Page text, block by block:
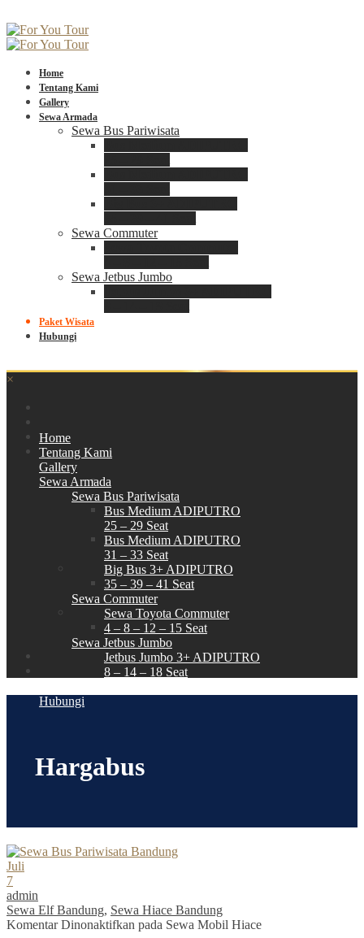
Home
Tentang Kami
Gallery
Sewa Armada
Sewa Bus Pariwisata
Sewa Commuter
Sewa Jetbus Jumbo
Paket Wisata
Hubungi
×
Home
Tentang Kami
Gallery
Sewa Armada
Sewa Bus Pariwisata
Bus Medium ADIPUTRO
25 – 29 Seat
Bus Medium ADIPUTRO
31 – 33 Seat
Big Bus 3+ ADIPUTRO
35 – 39 – 41 Seat
Sewa Commuter
Sewa Toyota Commuter
4 – 8 – 12 – 15 Seat
Sewa Jetbus Jumbo
Jetbus Jumbo 3+ ADIPUTRO
8 – 14 – 18 Seat
Hubungi
Hargabus
Juli
7
admin
Sewa Elf Bandung, Sewa Hiace Bandung
Komentar Dinonaktifkan pada Sewa Mobil Hiace